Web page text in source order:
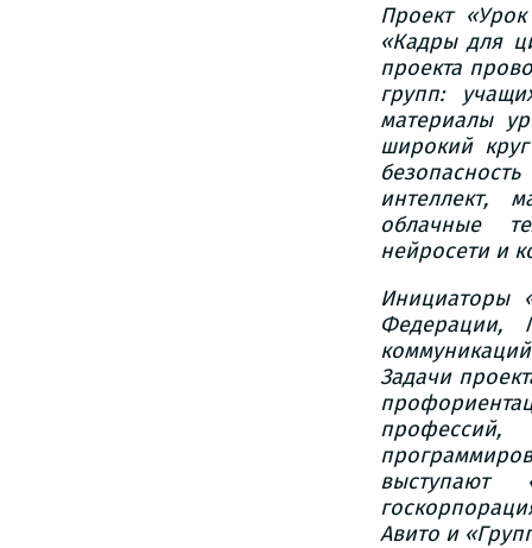
Проект
«Кадры для
проекта
групп:
материалы
широкий
интеллект,
облачные
нейросети и
Инициаторы
Федерации,
Задачи
выступают
Авито и